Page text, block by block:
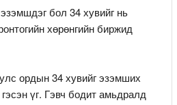
бол 34 хувийг нь
хөрөнгийн биржид
ордын 34 хувийг эзэмших
үг. Гэвч бодит амьдралд